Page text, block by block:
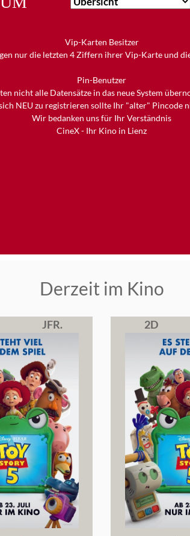
Vip-Karten Besitzer
nur die letzten 4 Ziffern ihrer Vip-Karte und
Pin-Benutzer
nicht alle Datensätze in das neue System
NEU zu registrieren sollte Ihr "alter" Pincode
Wir bedanken uns für Ihr Verständnis
CineX - Ihr Kino in Lienz
Derzeit im Kino
JFR. 2D